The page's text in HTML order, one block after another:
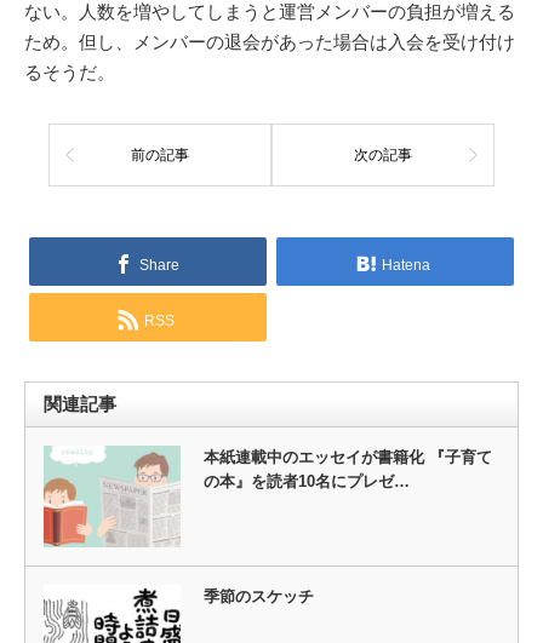
ない。人数を増やしてしまうと運営メンバーの負担が増える
ため。但し、メンバーの退会があった場合は入会を受け付け
るそうだ。
前の記事 次の記事
Share Hatena
RSS
関連記事
本紙連載中のエッセイが書籍化 『子育て
の本』を読者10名にプレゼ…
季節のスケッチ